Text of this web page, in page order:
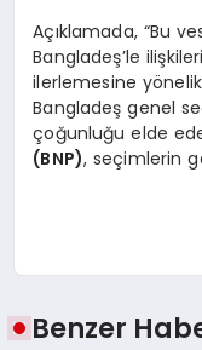
Açıklamada, “Bu
Bangladeş’le
ilerlemesine
Bangladeş genel
çoğunluğu elde
(BNP), seçimlerin
Benzer